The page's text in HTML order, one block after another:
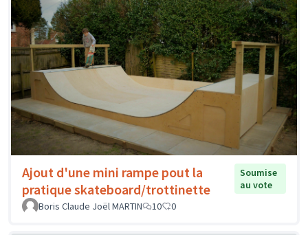
Ajout d'une mini rampe pout la
pratique skateboard/trottinette
Soumise
au vote
Boris Claude Joël MARTIN
10 0